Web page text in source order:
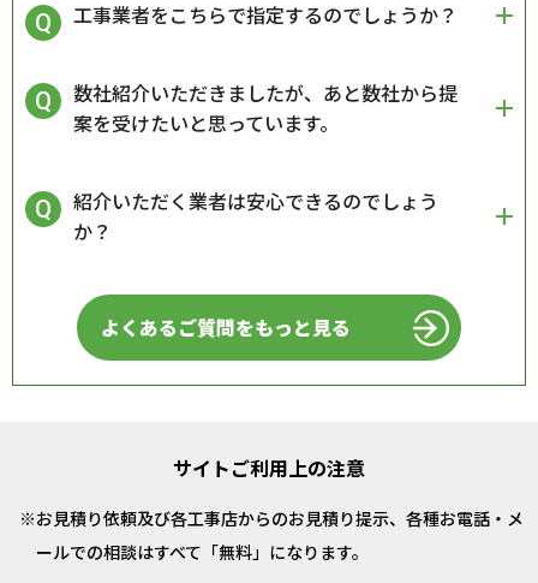
工事業者をこちらで指定するのでしょうか？
数社紹介いただきましたが、あと数社から提
案を受けたいと思っています。
紹介いただく業者は安心できるのでしょう
か？
よくあるご質問をもっと見る
サイトご利用上の注意
お見積り依頼及び各工事店からのお見積り提示、各種お電話・メ
ールでの相談はすべて「無料」になります。